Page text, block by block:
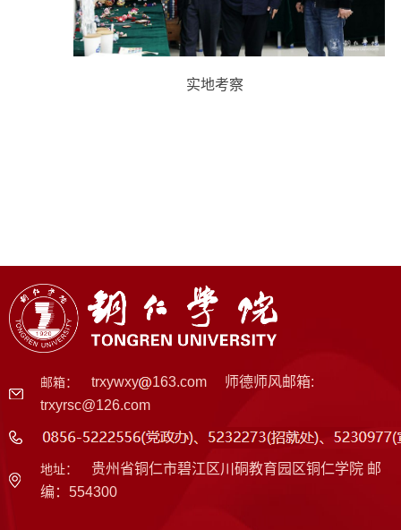
实地考察
邮箱： trxywxy
163.com 师德师风邮箱:
trxyrsc@126.com
地址：
贵州省铜仁市碧江区川硐教育园区铜仁学院 邮
编：554300